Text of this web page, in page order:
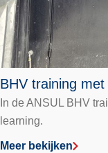
BHV training
In de ANSUL BHV
learning.
Meer bekijken